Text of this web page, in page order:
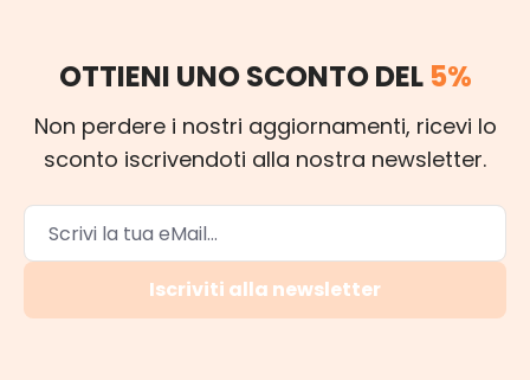
OTTIENI UNO SCONTO DEL 5%
Non perdere i nostri aggiornamenti, ricevi lo
sconto iscrivendoti alla nostra newsletter.
Iscriviti alla newsletter